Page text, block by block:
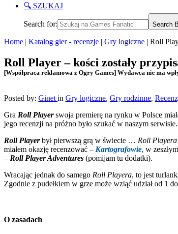
🔍 SZUKAJ
Search for: Search
Home | Katalog gier - recenzje | Gry logiczne | Roll
Roll Player – kości zostały
[Współpraca reklamowa z Ogry Games] Wydawca nie ma
Posted by: Ginet in Gry logiczne, Gry rodzinne,
Gra Roll Playerswoja premierę na rynku w Polsce
jego recenzji na próżno było szukać w naszym
Roll Player był pierwszą grą w świecie … Roll Playera
miałem okazję recenzować – Kartografowie, w
– Roll Player Adventures (pomijam tu dodatki).
Wracając jednak do samego Roll Playera, to jest
Zgodnie z pudełkiem w grze może wziąć udział od 1
O zasadach